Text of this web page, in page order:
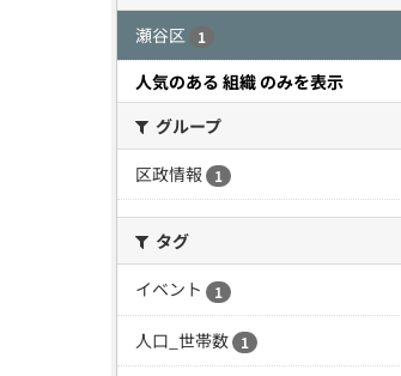
瀬谷区
1
人気のある 組織 のみを表示
グループ
区政情報
1
タグ
イベント
1
人口_世帯数 1